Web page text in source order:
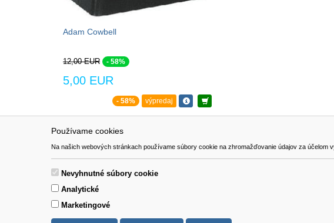
Používame cookies
Na našich webových stránkach používame súbory cookie na zhromažďovanie údajov za účelom
Nevyhnutné súbory cookie
Analytické
Marketingové
Adam Cowbell
12,00 EUR - 58%
5,00 EUR
- 58% výpredaj
Pomoc
Kontakt